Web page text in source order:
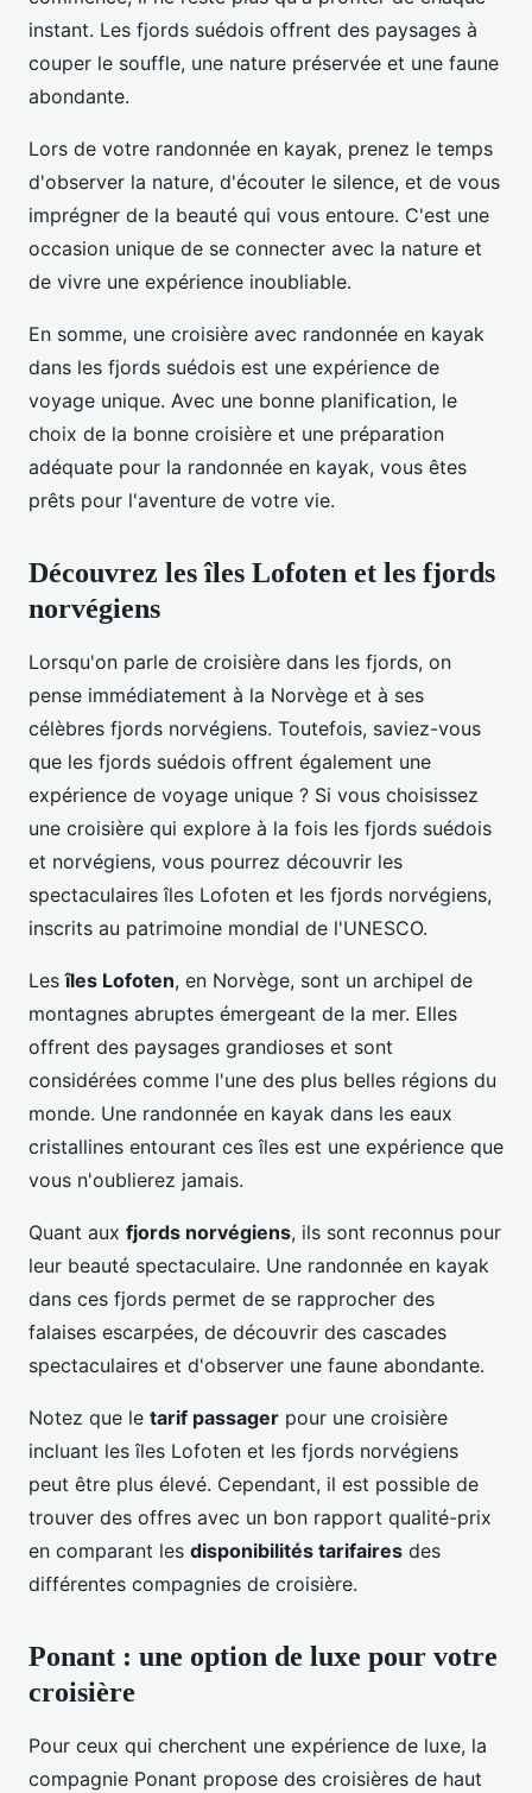
instant. Les fjords suédois offrent des paysages à
couper le souffle, une nature préservée et une faune
abondante.
Lors de votre randonnée en kayak, prenez le temps
d'observer la nature, d'écouter le silence, et de vous
imprégner de la beauté qui vous entoure. C'est une
occasion unique de se connecter avec la nature et
de vivre une expérience inoubliable.
En somme, une croisière avec randonnée en kayak
dans les fjords suédois est une expérience de
voyage unique. Avec une bonne planification, le
choix de la bonne croisière et une préparation
adéquate pour la randonnée en kayak, vous êtes
prêts pour l'aventure de votre vie.
Découvrez les îles Lofoten et les fjords
norvégiens
Lorsqu'on parle de croisière dans les fjords, on
pense immédiatement à la Norvège et à ses
célèbres fjords norvégiens. Toutefois, saviez-vous
que les fjords suédois offrent également une
expérience de voyage unique ? Si vous choisissez
une croisière qui explore à la fois les fjords suédois
et norvégiens, vous pourrez découvrir les
spectaculaires îles Lofoten et les fjords norvégiens,
inscrits au patrimoine mondial de l'UNESCO.
Lesîles Lofoten, en Norvège, sont un archipel de
montagnes abruptes émergeant de la mer. Elles
offrent des paysages grandioses et sont
considérées comme l'une des plus belles régions du
monde. Une randonnée en kayak dans les eaux
cristallines entourant ces îles est une expérience que
vous n'oublierez jamais.
Quant aux fjords norvégiens, ils sont reconnus pour
leur beauté spectaculaire. Une randonnée en kayak
dans ces fjords permet de se rapprocher des
falaises escarpées, de découvrir des cascades
spectaculaires et d'observer une faune abondante.
Notez que le tarif passager pour une croisière
incluant les îles Lofoten et les fjords norvégiens
peut être plus élevé. Cependant, il est possible de
trouver des offres avec un bon rapport qualité-prix
en comparant les disponibilités tarifaires des
différentes compagnies de croisière.
Ponant : une option de luxe pour votre
croisière
Pour ceux qui cherchent une expérience de luxe, la
compagnie Ponant propose des croisières de haut